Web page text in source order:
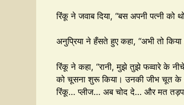
रिंकू ने जवाब दिया, “बस अपनी पत्नी को
अनुप्रिया ने हँसते हुए कहा, “अभी तो किया
रिंकू ने कहा, “रानी, मुझे तुझे फव्वारे के
को चूसना शुरू किया। उनकी जीभ चूत के
रिंकू… प्लीज… अब चोद दे… और मत